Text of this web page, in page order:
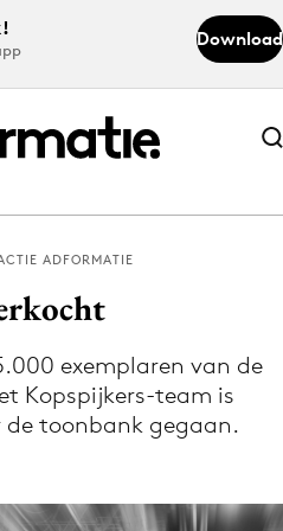
Download
Abonneer nu
Abonneer nu
de app
via de Adformatie
app
ADFORMATIE
exemplaren van de
Kopspijkers-team is
de toonbank gegaan.